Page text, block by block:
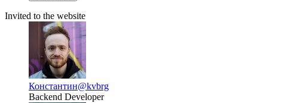
Invited to the website
Константин@kvbrg
Backend Developer